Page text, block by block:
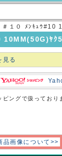
＃１０ ﾒﾝｷｭｳ
10MM(50G)ﾔ
見る
ングで扱っており
品画像について>>